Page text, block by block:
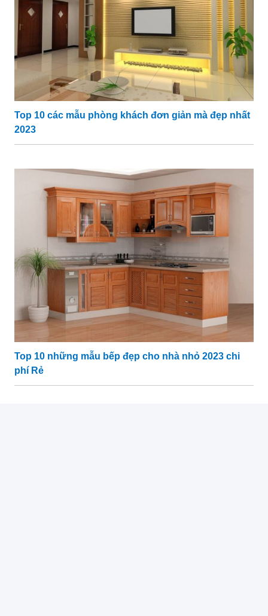
Top 10 các mẫu phòng khách đơn giản mà đẹp nhất
2023
Top 10 những mẫu bếp đẹp cho nhà nhỏ 2023 chi
phí Rẻ